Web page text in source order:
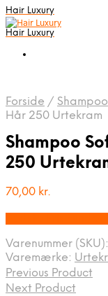
Hair Luxury
Hair Luxury
Forside / Shampoo
Hår 250 Urtekram
Shampoo
250
70,00 kr.
Varenummer (SKU):
Varemærke:
Previous Product
Next Product